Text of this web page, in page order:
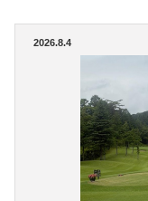
2026.8.4